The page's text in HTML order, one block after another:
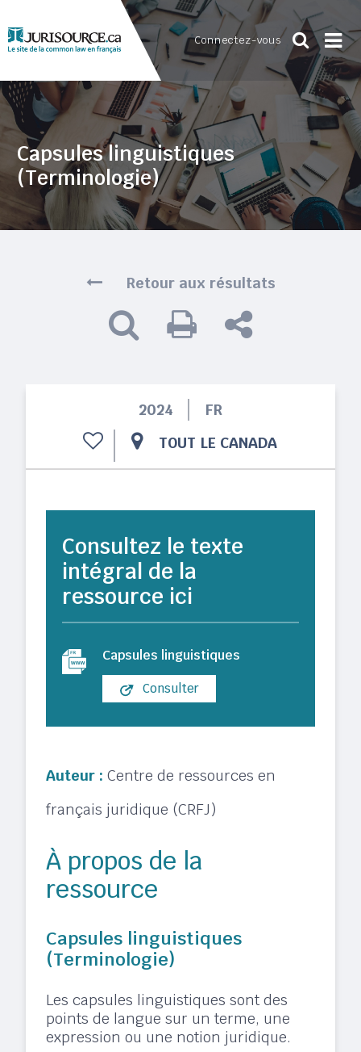
Connectez-vous
Capsules linguistiques
(Terminologie)
Retour aux résultats
2024
FR
TOUT LE CANADA
Auteur : Centre de ressources en
français juridique (CRFJ)
À propos de la
ressource
Capsules linguistiques
(Terminologie)
Les capsules linguistiques sont des
points de langue sur un terme, une
expression ou une notion juridique.
Consultez le texte
intégral de la
ressource ici
Capsules linguistiques
Consulter